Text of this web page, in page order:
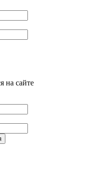
на сайте